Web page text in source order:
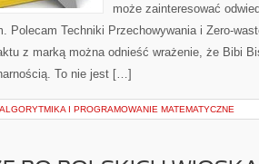
może zainteresować
Polecam Techniki Przechowywania i Zero-
z marką można odnieść wrażenie, że Bibi
To nie jest […]
ALGORYTMIKA I PROGRAMOWANIE MATEMATYCZNE